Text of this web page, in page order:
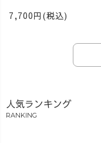
7,700円(税込)
人気ランキング
RANKING